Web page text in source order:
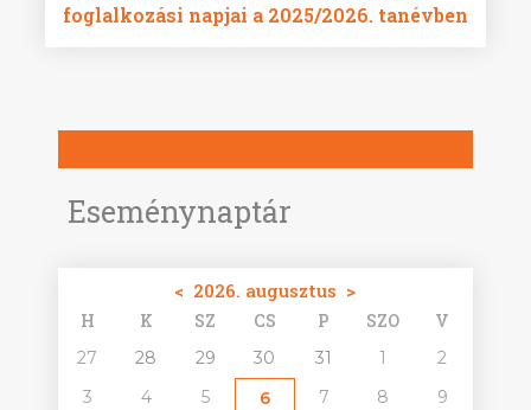
Eseménynaptár
< 2026. augusztus >
H K SZ CS P SZO V
27 28 29 30 31 1
2
3
4 5 6 7 8
9
foglalkozási napjai a 2025/2026. tanévben